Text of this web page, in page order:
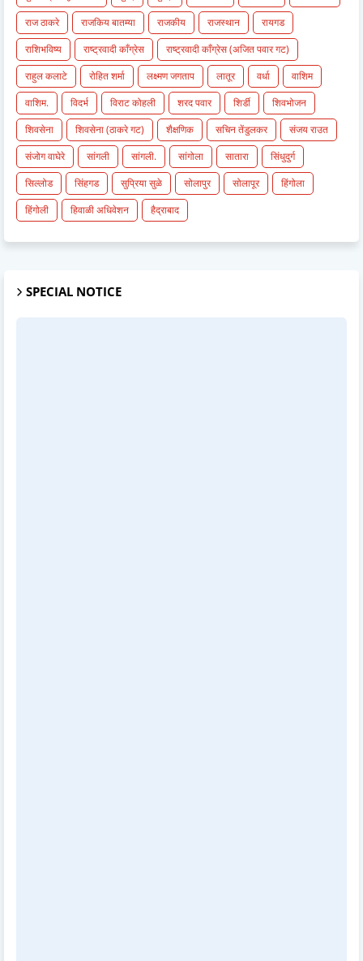
राज ठाकरे
राजकिय बातम्या राजकीय राजस्थान
रायगड
राशिभविष्य
राष्ट्रवादी काँग्रेस
राष्ट्रवादी काँग्रेस (अजित पवार गट)
राहुल कलाटे
रोहित शर्मा लक्ष्मण जगताप लातूर वर्धा
वाशिम
वाशिम.
विदर्भ विराट कोहली शरद पवार शिर्डी
शिवभोजन
शिवसेना
शिवसेना (ठाकरे गट) शैक्षणिक सचिन तेंडुलकर
संजय राउत
संजोग वाघेरे
सांगली सांगली. सांगोला सातारा
सिंधुदुर्ग
सिल्लोड
सिंहगड सुप्रिया सुळे सोलापुर सोलापूर
हिंगोला
हिंगोली
हिवाळी अधिवेशन हैद्राबाद
SPECIAL NOTICE